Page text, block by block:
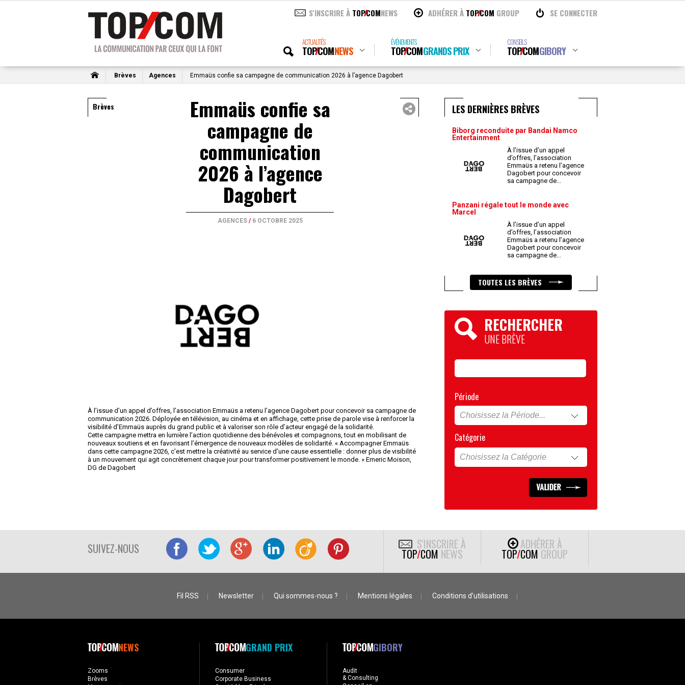
S'INSCRIRE À TOPCOMNEWS ADHÉRER À TOPCOM GROUP SE CONNECTER
ACTUALITÉS
TOPCOMNEWS
ÉVÉNEMENTS
TOPCOMGRANDS PRIX
CONSEILS
TOPCOMGIBORY
Brèves Agences Emmaüs confie sa campagne de communication 2026 à l’agence Dagobert
Brèves Emmaüs confie sa
campagne de
communication
2026 à l’agence
Dagobert
AGENCES/ 6 OCTOBRE 2025
À l’issue d’un appel d’offres, l’association Emmaüs a retenu l’agence Dagobert pour concevoir sa campagne de
communication 2026. Déployée en télévision, au cinéma et en affichage, cette prise de parole vise à renforcer la
visibilité d’Emmaüs auprès du grand public et à valoriser son rôle d’acteur engagé de la solidarité.
Cette campagne mettra en lumière l’action quotidienne des bénévoles et compagnons, tout en mobilisant de
nouveaux soutiens et en favorisant l’émergence de nouveaux modèles de solidarité. « Accompagner Emmaüs
dans cette campagne 2026, c’est mettre la créativité au service d’une cause essentielle : donner plus de visibilité
à un mouvement qui agit concrètement chaque jour pour transformer positivement le monde. » Emeric Moison,
DG de Dagobert
LES DERNIÈRES BRÈVES
Biborg reconduite par Bandai Namco
Entertainment
À l’issue d’un appel
d’offres, l’association
Emmaüs a retenu l’agence
Dagobert pour concevoir
sa campagne de...
Panzani régale tout le monde avec
Marcel
À l’issue d’un appel
d’offres, l’association
Emmaüs a retenu l’agence
Dagobert pour concevoir
sa campagne de...
TOUTES LES BRÈVES
RECHERCHER
UNE BRÈVE
Période
Catégorie
SUIVEZ-NOUS S'INSCRIRE À
TOP/COM NEWS
ADHÉRER À
TOP/COM GROUP
Fil RSS Newsletter Qui sommes-nous ? Mentions légales Conditions d’utilisations
NEWS
Zooms
Brèves
GRAND PRIX
Consumer
Corporate Business
GIBORY
Audit
& Consulting